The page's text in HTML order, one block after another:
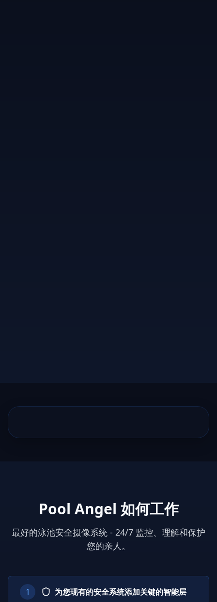
Pool Angel 如何工作
最好的泳池安全摄像系统 - 24/7 监控、理解和保护
您的亲人。
1 为您现有的安全系统添加关键的智能层